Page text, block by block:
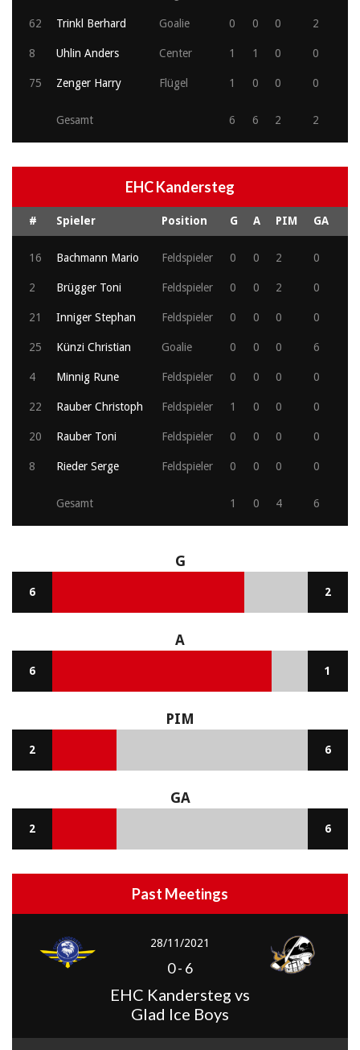
62 Trinkl Berhard Goalie 0 0 0 2
8 Uhlin Anders Center 1 1 0 0
75 Zenger Harry Flügel 1 0 0 0
Gesamt 6 6 2 2
EHC Kandersteg
# Spieler Position G A PIM GA
16 Bachmann Mario Feldspieler 0 0 2 0
2 Brügger Toni Feldspieler 0 0 2 0
21 Inniger Stephan Feldspieler 0 0 0 0
25 Künzi Christian Goalie 0 0 0 6
4 Minnig Rune Feldspieler 0 0 0 0
22 Rauber Christoph Feldspieler 1 0 0 0
20 Rauber Toni Feldspieler 0 0 0 0
8 Rieder Serge Feldspieler 0 0 0 0
Gesamt 1 0 4 6
G
6 2
A
6 1
PIM
2 6
GA
2 6
Past Meetings
28/11/2021
0- 6
EHC Kandersteg vs
Glad Ice Boys